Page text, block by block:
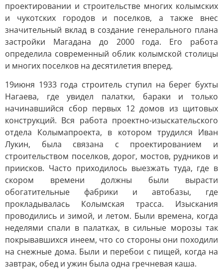
проектировании и строительстве многих колымских
и чукотских городов и поселков, а также внес
значительный вклад в создание генерального плана
застройки Магадана до 2000 года. Его работа
определила современный облик колымской столицы
и многих поселков на десятилетия вперед.
19июня 1933 года строитель ступил на берег бухты
Нагаева, где увидел палатки, бараки и только
начинавшийся сбор первых 12 домов из щитовых
конструкций. Вся работа проектно-изыскательского
отдела Колымапроекта, в котором трудился Иван
Лукин, была связана с проектированием и
строительством поселков, дорог, мостов, рудников и
приисков. Часто приходилось выезжать туда, где в
скором времени должны были вырасти
обогатительные фабрики и автобазы, где
прокладывалась Колымская трасса. Изыскания
проводились и зимой, и летом. Были времена, когда
неделями спали в палатках, в сильные морозы так
покрывавшихся инеем, что со стороны они походили
на снежные дома. Были и перебои с пищей, когда на
завтрак, обед и ужин была одна гречневая каша.